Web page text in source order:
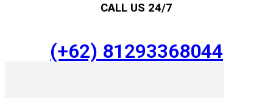
CALL US 24/7
(+62) 81293368044